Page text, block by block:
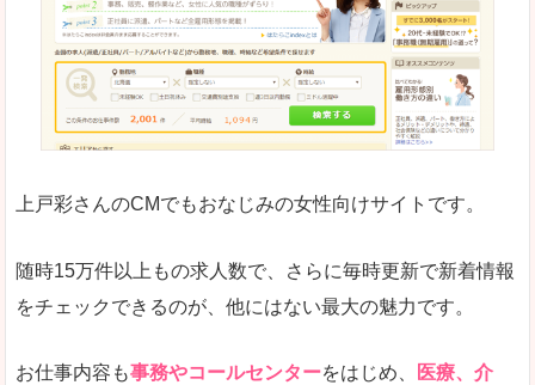
悪いところ
求人の掲載が少し見づらい印象があります。求人
給与が見た目ですぐにわからないことが多いです
詳しい説明 サイト内の検索の人気ワードで英語や中国語など
人気度 普通のマイナビの方を使っている方が多く、女
さまざまな検索機能が充実しており、条件面やこ
ただし、求人情報が少し見づらいです。
上戸彩さんのCMでもおなじみの女性向けサイトです。
随時15万件以上もの求人数で、さらに毎時更新で新着情報
をチェックできるのが、他にはない最大の魅力です。
お仕事内容も事務やコールセンターをはじめ、
医療、介